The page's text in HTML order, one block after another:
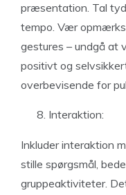
præsentation. Tal
tempo. Vær
gestures – undgå at
positivt og
overbevisende for
Interaktion:
Inkluder interaktion
stille spørgsmål,
gruppeaktiviteter.